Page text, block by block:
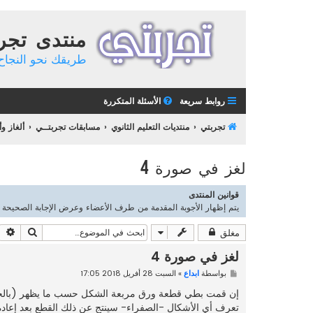
منتدى
طريقك نحو
روابط سريعة الأسئلة المتكررة
تجربتي منتديات التعليم الثانوي مسابقات تجربتــي ألغاز
لغز في صورة 4
قوانين المنتدى
يتم إظهار الأجوبة المقدمة من طرف الأعضاء وعرض الإجابة الصحيحة مع
مغلق بحث
لغز في صورة 4
م
ك
بواسطةابداع» السبت 28 أفريل 2018 17:05
إن قمت بطي قطعة ورق مربعة الشكل حسب ما يظهر
تعرف أي الأشكال -الصفراء- سينتج عن ذلك القطع بعد إعادة